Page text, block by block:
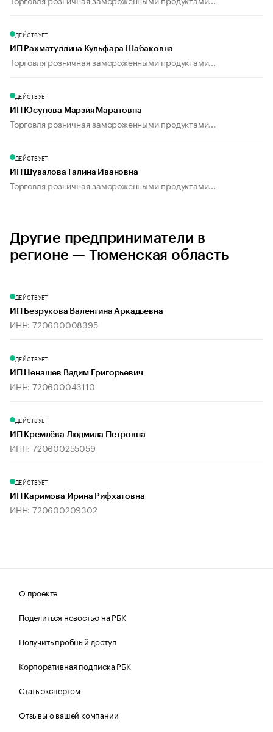
ДЕЙСТВУЕТ
ИП Рахматуллина Кульфара Шабаковна
Торговля розничная замороженными продуктами...
ДЕЙСТВУЕТ
ИП Юсупова Марзия Маратовна
Торговля розничная замороженными продуктами...
ДЕЙСТВУЕТ
ИП Шувалова Галина Ивановна
Торговля розничная замороженными продуктами...
Другие предприниматели в
регионе — Тюменская область
ДЕЙСТВУЕТ
ИП Безрукова Валентина Аркадьевна
ИНН: 720600008395
ДЕЙСТВУЕТ
ИП Ненашев Вадим Григорьевич
ИНН: 720600043110
ДЕЙСТВУЕТ
ИП Кремлёва Людмила Петровна
ИНН: 720600255059
ДЕЙСТВУЕТ
ИП Каримова Ирина Рифхатовна
ИНН: 720600209302
О проекте
Поделиться новостью на РБК
Получить пробный доступ
Корпоративная подписка РБК
Стать экспертом
Отзывы о вашей компании